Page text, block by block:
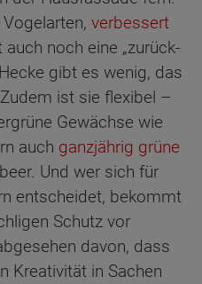
verbessert
auch noch eine „zurück-
gibt es wenig, das
ist sie flexibel –
Gewächse wie
auch ganzjährig grüne
Und wer sich für
entscheidet, bekommt
Schutz vor
davon, dass
Kreativität in Sachen